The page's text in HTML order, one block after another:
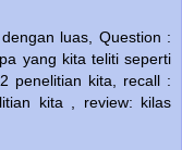
luas, Question :
yang kita teliti seperti
penelitian kita, recall :
kita , review: kilas